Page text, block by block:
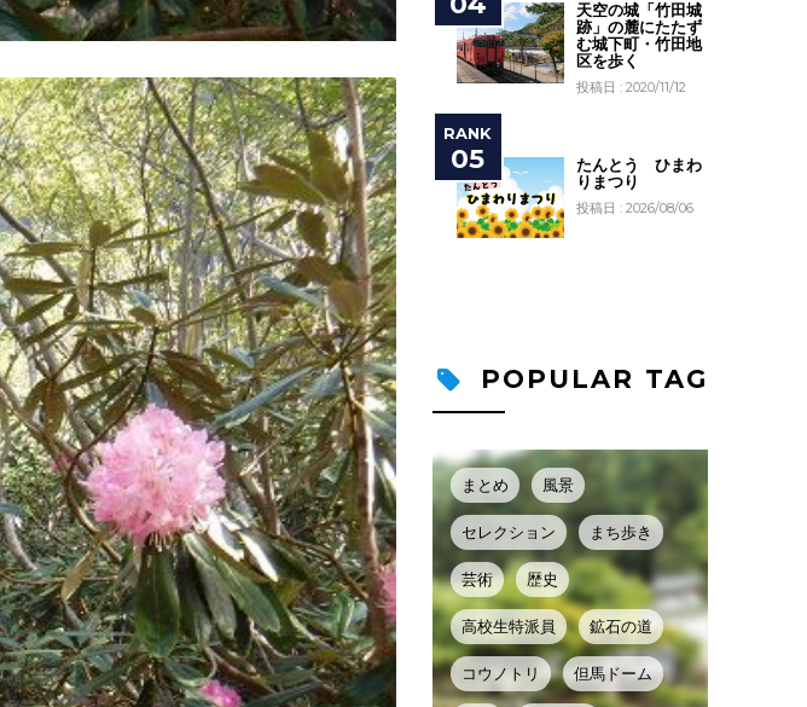
天空の城「竹田城
跡」の麓にたたず
む城下町・竹田地
区を歩く
投稿日 : 2020/11/12
たんとう ひまわ
りまつり
投稿日 : 2026/08/06
POPULAR TAG
まとめ 風景
セレクション まち歩き
芸術 歴史
高校生特派員 鉱石の道
コウノトリ 但馬ドーム